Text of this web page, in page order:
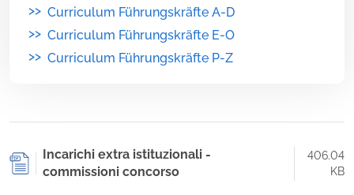
>> Curriculum Führungskräfte A-D
>> Curriculum Führungskräfte E-O
>> Curriculum Führungskräfte P-Z
Incarichi extra istituzionali -
commissioni concorso
406.04
KB